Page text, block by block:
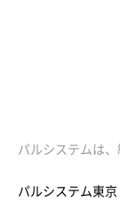
パルシステムは
パルシステム東京